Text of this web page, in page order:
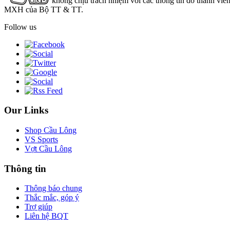
MXH của Bộ TT & TT.
Follow us
Our Links
Shop Cầu Lông
VS Sports
Vợt Cầu Lông
Thông tin
Thông báo chung
Thắc mắc, góp ý
Trợ giúp
Liên hệ BQT